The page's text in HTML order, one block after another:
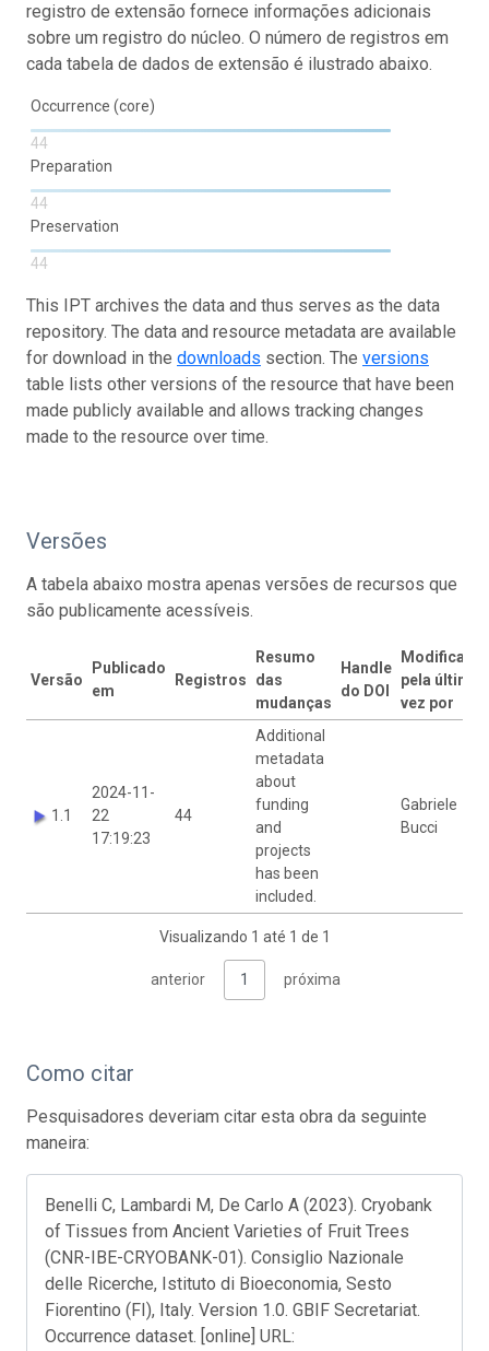
registro de extensão fornece informações adicionais
sobre um registro do núcleo. O número de registros em
cada tabela de dados de extensão é ilustrado abaixo.
Occurrence (core)
44
Preparation
44
Preservation
44
This IPT archives the data and thus serves as the data
repository. The data and resource metadata are available
for download in the downloads section. The versions
table lists other versions of the resource that have been
made publicly available and allows tracking changes
made to the resource over time.
Versões
A tabela abaixo mostra apenas versões de recursos que
são publicamente acessíveis.
Versão
Publicado
em
Registros
Resumo
das
mudanças
Handle
do DOI
Modificado
pela última
vez por
1.1
2024-11-
22
17:19:23
44
Additional
metadata
about
funding
and
projects
has been
included.
Gabriele
Bucci
Visualizando 1 até 1 de 1
anterior 1 próxima
Como citar
Pesquisadores deveriam citar esta obra da seguinte
maneira:
Benelli C, Lambardi M, De Carlo A (2023). Cryobank
of Tissues from Ancient Varieties of Fruit Trees
(CNR-IBE-CRYOBANK-01). Consiglio Nazionale
delle Ricerche, Istituto di Bioeconomia, Sesto
Fiorentino (FI), Italy. Version 1.0. GBIF Secretariat.
Occurrence dataset. [online] URL: